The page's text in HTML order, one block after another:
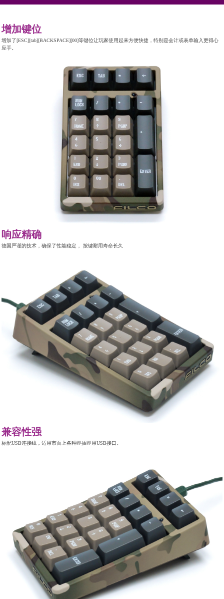
增加键位
增加了[ESC][tab][BACKSPACE][00]等键位让玩家使用起来方便快捷，特别是会计或表单输入更得心
应手。
响应精确
德国严谨的技术，确保了性能稳定， 按键耐用寿命长久
兼容性强
标配USB连接线，适用市面上各种即插即用USB接口。